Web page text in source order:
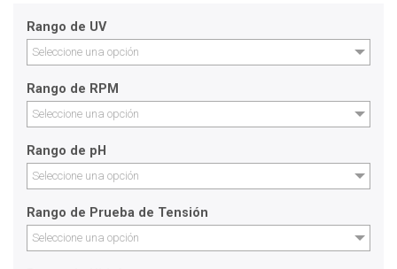
Rango de UV
Seleccione una opción
Rango de RPM
Seleccione una opción
Rango de pH
Seleccione una opción
Rango de Prueba de Tensión
Seleccione una opción